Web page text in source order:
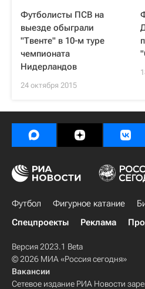
Футболисты ПСВ на
выезде обыграли
"Твенте" в 10-м туре
чемпионата
Нидерландов
24 октября 2015
Футбол Фигурное катание
Спецпроекты
Реклама
Версия 2023.1 Beta
© 2026 МИА «Россия сегодня»
Вакансии
Сетевое издание РИА Новости